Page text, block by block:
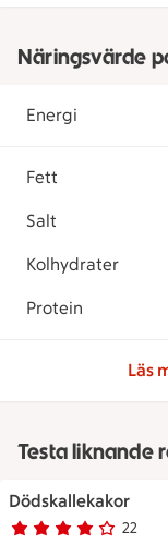
Näringsvärde
Energi
Fett
Salt
Kolhydrater
Protein
Läs
Testa liknande
Dödskallekakor
Betyg 4 av 5.
22
22 personer har